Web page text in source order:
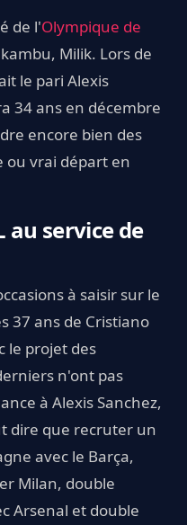
de l'Olympique de
Milik. Lors de
le pari Alexis
34 ans en décembre
encore bien des
ou vrai départ en
au service de
à saisir sur le
37 ans de Cristiano
le projet des
n'ont pas
à Alexis Sanchez,
dire que recruter un
avec le Barça,
Milan, double
Arsenal et double